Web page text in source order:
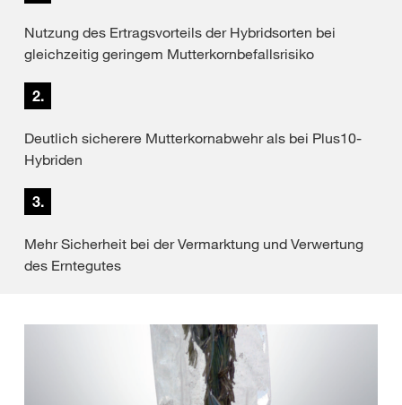
Nutzung des Ertragsvorteils der Hybridsorten bei
gleichzeitig geringem Mutterkornbefallsrisiko
2.
Deutlich sicherere Mutterkornabwehr als bei Plus10-
Hybriden
3.
Mehr Sicherheit bei der Vermarktung und Verwertung
des Erntegutes